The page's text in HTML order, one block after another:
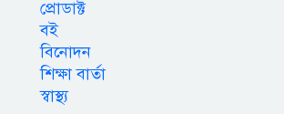
প্রোডাক্ট
বই
বিনোদন
শিক্ষা বার্তা
স্বাস্থ্য